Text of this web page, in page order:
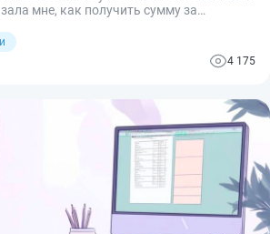
мне, как получить сумму за
от обычных листков временной
но есть нюансы – разберем их в статье.
4 175